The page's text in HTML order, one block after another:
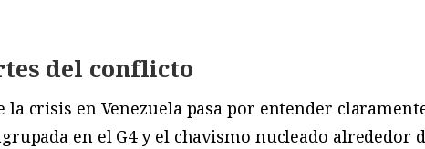
del conflicto
la crisis en Venezuela pasa por entender
en el G4 y el chavismo nucleado alrededor